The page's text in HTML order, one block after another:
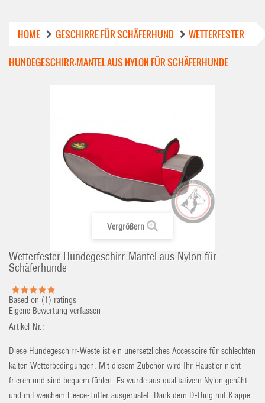
HOME GESCHIRRE FÜR SCHÄFERHUND
WETTERFESTER
HUNDEGESCHIRR-MANTEL AUS NYLON FÜR SCHÄFERHUNDE
Vergrößern
Wetterfester Hundegeschirr-Mantel aus Nylon für
Schäferhunde
Based on (1) ratings
Eigene Bewertung verfassen
Artikel-Nr.:
Diese Hundegeschirr-Weste ist ein unersetzliches Accessoire für schlechten
kalten Wetterbedingungen. Mit diesem Zubehör wird Ihr Haustier nicht
frieren und sind bequem fühlen. Es wurde aus qualitativem Nylon genäht
und mit weichem Fleece-Futter ausgerüstet. Dank dem D-Ring mit Klappe